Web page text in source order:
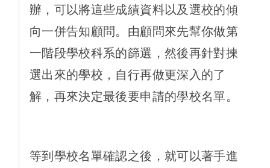
辦，可以將這些成績資料以及選校的傾
向一併告知顧問。由顧問來先幫你做第
一階段學校科系的篩選，然後再針對揀
選出來的學校，自行再做更深入的了
解，再來決定最後要申請的學校名單。
等到學校名單確認之後，就可以著手進